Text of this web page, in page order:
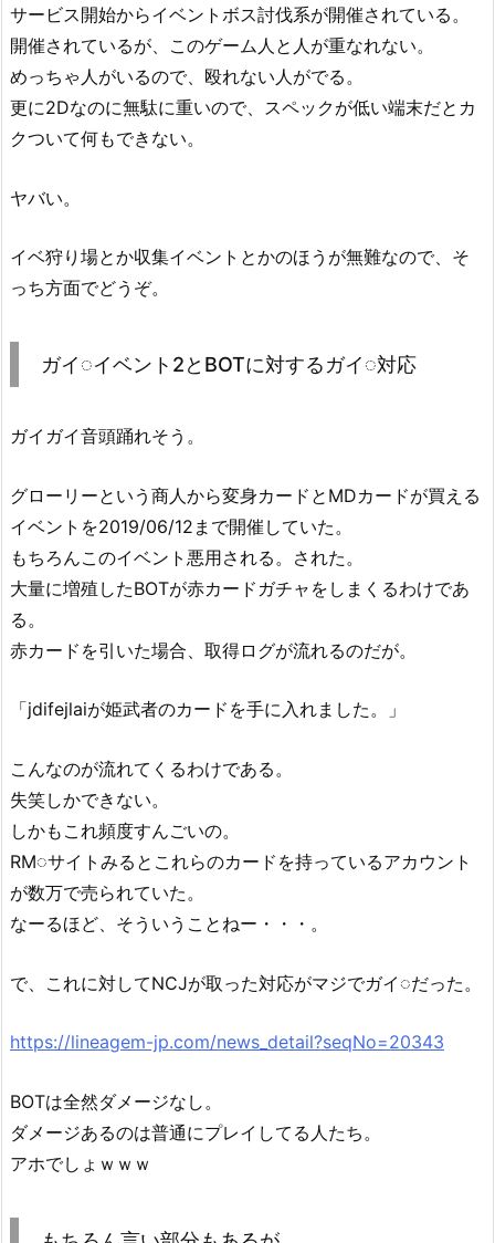
サービス開始からイベントボス討伐系が開催されている。
開催されているが、このゲーム人と人が重なれない。
めっちゃ人がいるので、殴れない人がでる。
更に2Dなのに無駄に重いので、スペックが低い端末だとカ
クついて何もできない。
ヤバい。
イベ狩り場とか収集イベントとかのほうが無難なので、そ
っち方面でどうぞ。
ガイ◌イベント2とBOTに対するガイ◌対応
ガイガイ音頭踊れそう。
グローリーという商人から変身カードとMDカードが買える
イベントを2019/06/12まで開催していた。
もちろんこのイベント悪用される。された。
大量に増殖したBOTが赤カードガチャをしまくるわけであ
る。
赤カードを引いた場合、取得ログが流れるのだが。
「jdifejlaiが姫武者のカードを手に入れました。」
こんなのが流れてくるわけである。
失笑しかできない。
しかもこれ頻度すんごいの。
RM◌サイトみるとこれらのカードを持っているアカウント
が数万で売られていた。
なーるほど、そういうことねー・・・。
で、これに対してNCJが取った対応がマジでガイ◌だった。
https://lineagem-jp.com/news_detail?seqNo=20343
BOTは全然ダメージなし。
ダメージあるのは普通にプレイしてる人たち。
アホでしょｗｗｗ